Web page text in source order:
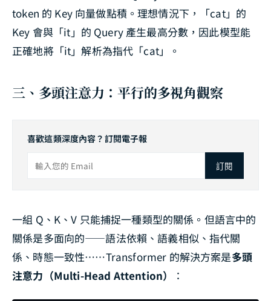
token 的 Key 向量做點積。理想情況下，「cat」的
Key 會與「it」的 Query 產生最高分數，因此模型能
正確地將「it」解析為指代「cat」。
三、多頭注意力：平行的多視角觀察
喜歡這類深度內容？訂閱電子報
訂閱
一組 Q、K、V 只能捕捉一種類型的關係。但語言中的
關係是多面向的——語法依賴、語義相似、指代關
係、時態一致性……Transformer 的解決方案是多頭
注意力（Multi-Head Attention）
：